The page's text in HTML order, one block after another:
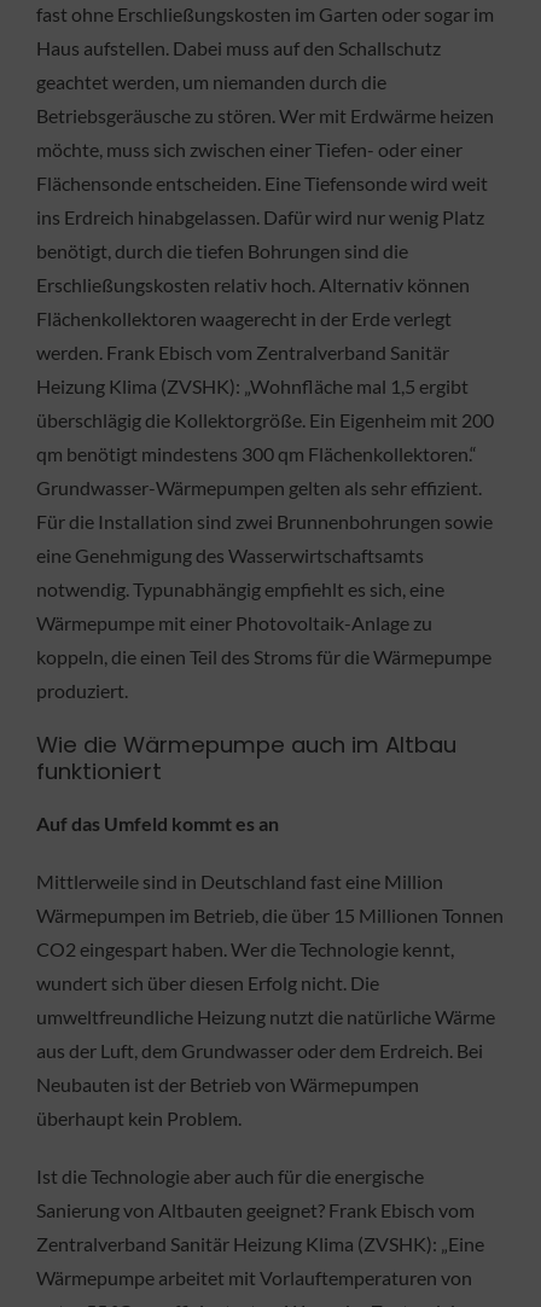
fast ohne Erschließungskosten im Garten oder sogar im
Haus aufstellen. Dabei muss auf den Schallschutz
geachtet werden, um niemanden durch die
Betriebsgeräusche zu stören. Wer mit Erdwärme heizen
möchte, muss sich zwischen einer Tiefen- oder einer
Flächensonde entscheiden. Eine Tiefensonde wird weit
ins Erdreich hinabgelassen. Dafür wird nur wenig Platz
benötigt, durch die tiefen Bohrungen sind die
Erschließungskosten relativ hoch. Alternativ können
Flächenkollektoren waagerecht in der Erde verlegt
werden. Frank Ebisch vom Zentralverband Sanitär
Heizung Klima (ZVSHK): „Wohnfläche mal 1,5 ergibt
überschlägig die Kollektorgröße. Ein Eigenheim mit 200
qm benötigt mindestens 300 qm Flächenkollektoren.“
Grundwasser-Wärmepumpen gelten als sehr effizient.
Für die Installation sind zwei Brunnenbohrungen sowie
eine Genehmigung des Wasserwirtschaftsamts
notwendig. Typunabhängig empfiehlt es sich, eine
Wärmepumpe mit einer Photovoltaik-Anlage zu
koppeln, die einen Teil des Stroms für die Wärmepumpe
produziert.
Wie die Wärmepumpe auch im Altbau
funktioniert
Auf das Umfeld kommt es an
Mittlerweile sind in Deutschland fast eine Million
Wärmepumpen im Betrieb, die über 15 Millionen Tonnen
CO2 eingespart haben. Wer die Technologie kennt,
wundert sich über diesen Erfolg nicht. Die
umweltfreundliche Heizung nutzt die natürliche Wärme
aus der Luft, dem Grundwasser oder dem Erdreich. Bei
Neubauten ist der Betrieb von Wärmepumpen
überhaupt kein Problem.
Ist die Technologie aber auch für die energische
Sanierung von Altbauten geeignet? Frank Ebisch vom
Zentralverband Sanitär Heizung Klima (ZVSHK): „Eine
Wärmepumpe arbeitet mit Vorlauftemperaturen von